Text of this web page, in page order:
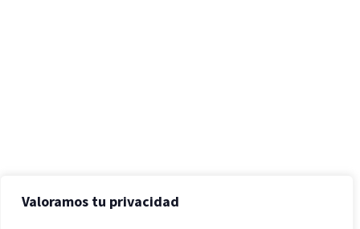
Valoramos tu privacidad